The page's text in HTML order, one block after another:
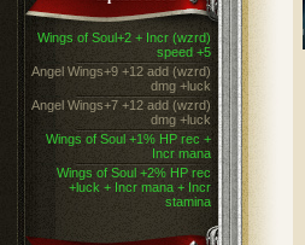
Wings of Soul+2 + Incr (wzrd)
speed +5
Angel Wings+9 +12 add (wzrd)
dmg +luck
Angel Wings+7 +12 add (wzrd)
dmg +luck
Wings of Soul +1% HP rec +
Incr mana
Wings of Soul +2% HP rec
+luck + Incr mana + Incr
stamina